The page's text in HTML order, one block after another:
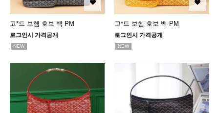
고*드 보헴 호보 백 PM
로그인시 가격공개
NEW
고*드 보헴 호보 백 PM
로그인시 가격공개
NEW